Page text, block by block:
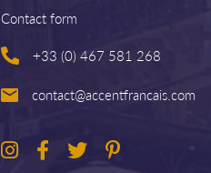
Contact form
+33 (0) 467 581 268
contact@accentfrancais.com